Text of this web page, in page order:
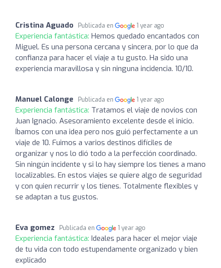
Cristina Aguado Publicada en 1 year ago
Experiencia fantástica: Hemos quedado encantados con
Miguel. Es una persona cercana y sincera, por lo que da
confianza para hacer el viaje a tu gusto. Ha sido una
experiencia maravillosa y sin ninguna incidencia. 10/10.
Manuel Calonge Publicada en 1 year ago
Experiencia fantástica: Tratamos el viaje de novios con
Juan Ignacio. Asesoramiento excelente desde el inicio.
Íbamos con una idea pero nos guió perfectamente a un
viaje de 10. Fuimos a varios destinos difíciles de
organizar y nos lo dió todo a la perfección coordinado.
Sin ningún incidente y si lo hay siempre los tienes a mano
localizables. En estos viajes se quiere algo de seguridad
y con quien recurrir y los tienes. Totalmente flexibles y
se adaptan a tus gustos.
Eva gomez Publicada en 1 year ago
Experiencia fantástica: Ideales para hacer el mejor viaje
de tu vida con todo estupendamente organizado y bien
explicado